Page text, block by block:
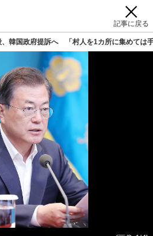
記事に戻る
、韓国政府提訴へ 「村人を1カ所に集めて